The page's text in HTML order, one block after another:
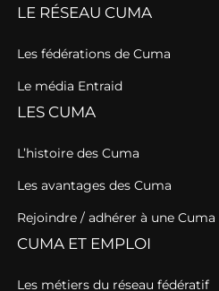
LE RÉSEAU CUMA
Les fédérations de Cuma
Le média Entraid
LES CUMA
L’histoire des Cuma
Les avantages des Cuma
Rejoindre / adhérer à une Cuma
CUMA ET EMPLOI
Les métiers du réseau fédératif